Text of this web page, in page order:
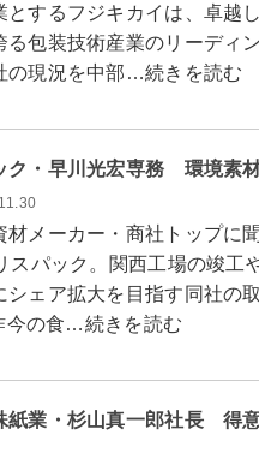
するフジキカイは、卓越
る包装技術産業のリーディ
の現況を中部…続きを読む
ク・早川光宏専務 環境素
メーカー・商社トップに
スパック。関西工場の竣工
シェア拡大を目指す同社の
の食…続きを読む
紙業・杉山真一郎社長 得